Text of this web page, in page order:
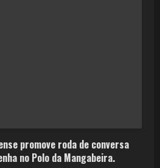
promove roda de conversa
no Polo da Mangabeira.